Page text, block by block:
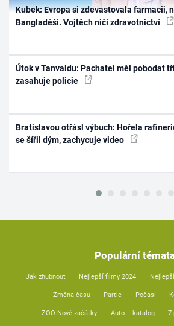
Kubek: Evropa si zdevastovala farmacii,
Bangladéši. Vojtěch ničí zdravotnictví
Útok v Tanvaldu: Pachatel měl pobodat
zasahuje policie
Bratislavou otřásl výbuch: Hořela
se šířil dým, zachycuje video
Populární
Jak zhubnout Nejlepší filmy 2024
Změna času Partie Počasí
ZOO Nové začátky Auto – katalog 7